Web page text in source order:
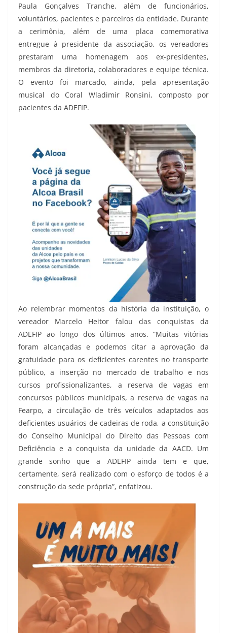
Paula Gonçalves Tranche, além de funcionários,
voluntários, pacientes e parceiros da entidade. Durante
a cerimônia, além de uma placa comemorativa
entregue à presidente da associação, os vereadores
prestaram uma homenagem aos ex-presidentes,
membros da diretoria, colaboradores e equipe técnica.
O evento foi marcado, ainda, pela apresentação
musical do Coral Wladimir Ronsini, composto por
pacientes da ADEFIP.
Ao relembrar momentos da história da instituição, o
vereador Marcelo Heitor falou das conquistas da
ADEFIP ao longo dos últimos anos. “Muitas vitórias
foram alcançadas e podemos citar a aprovação da
gratuidade para os deficientes carentes no transporte
público, a inserção no mercado de trabalho e nos
cursos profissionalizantes, a reserva de vagas em
concursos públicos municipais, a reserva de vagas na
Fearpo, a circulação de três veículos adaptados aos
deficientes usuários de cadeiras de roda, a constituição
do Conselho Municipal do Direito das Pessoas com
Deficiência e a conquista da unidade da AACD. Um
grande sonho que a ADEFIP ainda tem e que,
certamente, será realizado com o esforço de todos é a
construção da sede própria”, enfatizou.